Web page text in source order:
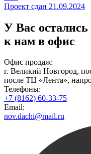
Проект сдан 21.09.2024
У Вас
к нам в офис
Офис продаж:
г. Великий Новгород,
после ТЦ «Лента»,
Телефоны:
+7 (8162) 60-33-75
Email:
nov.dachi@mail.ru